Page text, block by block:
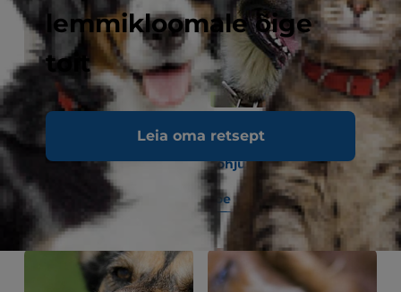
lemmikloomale õige
toit
Leia oma retsept
5 nõuannet, kuidas
lõpetada kasside
mööblikraapimine
Loe edasi
Alopeetsia & karvade
väljalangemine koertel
Põhjused & ravi
Loe edasi